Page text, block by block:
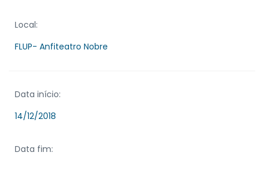
Local:
FLUP- Anfiteatro Nobre
Data início:
14/12/2018
Data fim: